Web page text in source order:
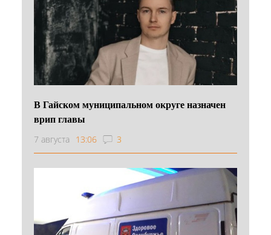
В Гайском муниципальном округе назначен
врип главы
7 августа 13:06 3